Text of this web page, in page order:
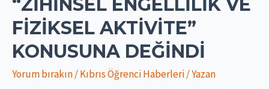
“ZIHINSEL ENGELLILIK VE
FIZIKSEL AKTIVITE”
KONUSUNA DEĞINDI
Yorum bırakın/Kıbrıs Öğrenci Haberleri/ Yazan